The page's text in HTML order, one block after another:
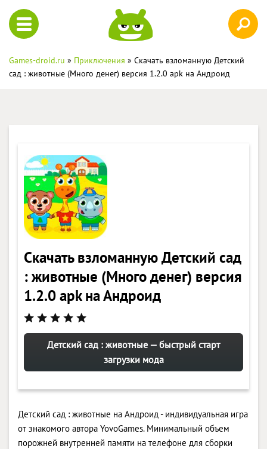
Games-droid.ru » Приключения » Скачать взломанную Детский
сад : животные (Много денег) версия 1.2.0 apk на Андроид
Скачать взломанную Детский сад
: животные (Много денег) версия
1.2.0 apk на Андроид
Детский сад : животные — быстрый старт
загрузки мода
Детский сад : животные на Андроид - индивидуальная игра
от знакомого автора YovoGames. Минимальный объем
порожней внутренней памяти на телефоне для сборки